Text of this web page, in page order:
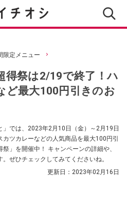
限定メニュー
得祭は2/19で終了！ハ
ど最大100円引きのお
」では、2023年2月10日（金）～2月19日
カツカレーなどの人気商品を最大100円引
」を開催中！ キャンペーンの詳細や、
ぜひチェックしてみてくださいね。
更新日： 2023年02月16日